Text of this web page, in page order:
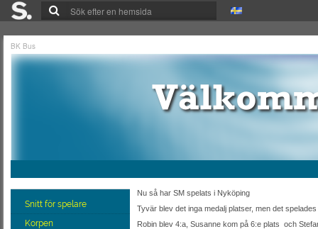
BK Bus
Snitt för spelare
Korpen
Nu så har SM spelats i Nyköping
Tyvär blev det inga medalj platser, men det
Robin blev 4:a, Susanne kom på 6:e plats och